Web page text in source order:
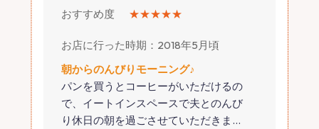
おすすめ度 ★★★★★
お店に行った時期：2018年5月頃
朝からのんびりモーニング♪
パンを買うとコーヒーがいただけるの
で、イートインスペースで夫とのんび
り休日の朝を過ごさせていただきま …